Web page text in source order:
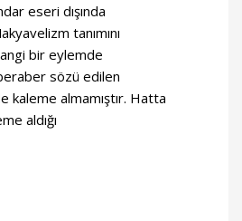
eseri dışında
tanımını
bir eylemde
sözü edilen
kaleme almamıştır. Hatta
aldığı